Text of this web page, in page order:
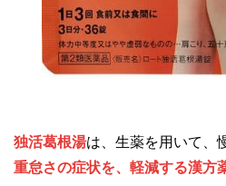
独活葛根湯は、生薬を用いて、
重怠さの症状を、軽減する漢方